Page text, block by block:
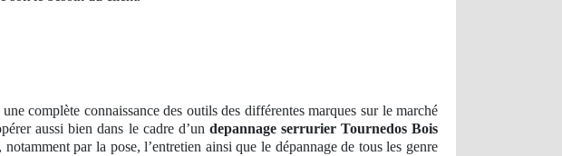
complète connaissance des outils des différentes marques sur le marché
aussi bien dans le cadre d’un depannage serrurier Tournedos Bois
par la pose, l’entretien ainsi que le dépannage de tous les genre